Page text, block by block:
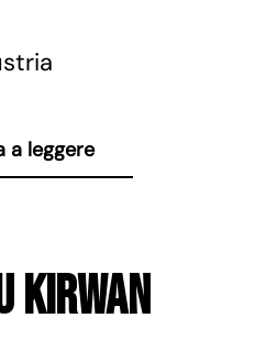
a leggere
Kirwan